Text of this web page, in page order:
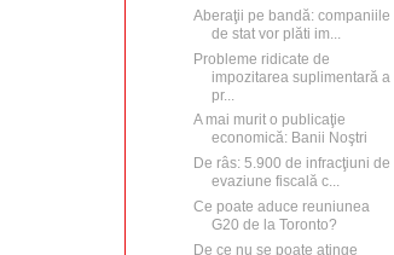
Aberaţii pe bandă: companiile
de stat vor plăti im...
Probleme ridicate de
impozitarea suplimentară a
pr...
A mai murit o publicaţie
economică: Banii Noştri
De râs: 5.900 de infracţiuni de
evaziune fiscală c...
Ce poate aduce reuniunea
G20 de la Toronto?
De ce nu se poate atinge